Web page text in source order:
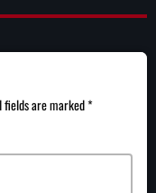
fields are marked *